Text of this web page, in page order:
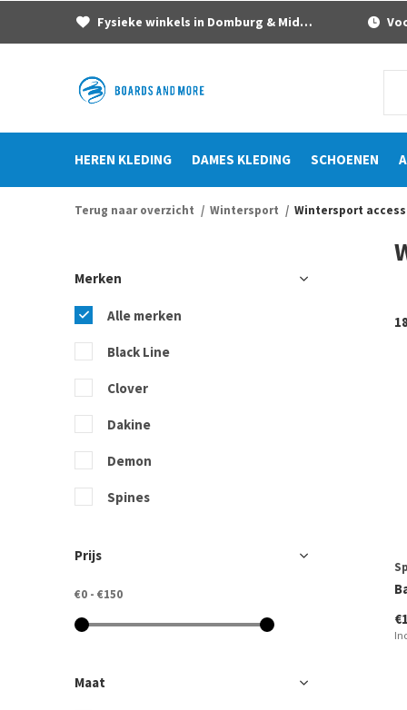
HEREN KLEDING DAMES KLEDING SCHOENEN
Fysieke winkels in Domburg & Middelburg
Terug naar overzicht Wintersport Wintersport
Merken
Alle merken
Black Line
Clover
Dakine
Demon
Spines
Prijs
€0 - €150
Maat